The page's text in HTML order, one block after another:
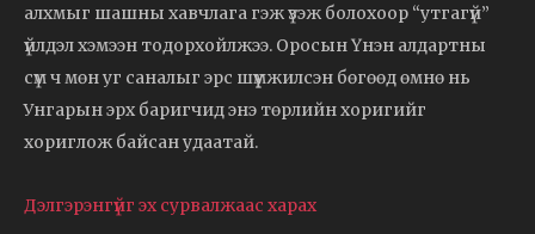
алхмыг шашны хавчлага гэж үзэж болохоор “утгагүй”
үйлдэл хэмээн тодорхойлжээ. Оросын Үнэн алдартны
сүм ч мөн уг саналыг эрс шүүмжилсэн бөгөөд өмнө нь
Унгарын эрх баригчид энэ төрлийн хоригийг
хориглож байсан удаатай.
Дэлгэрэнгүйг эх сурвалжаас харах